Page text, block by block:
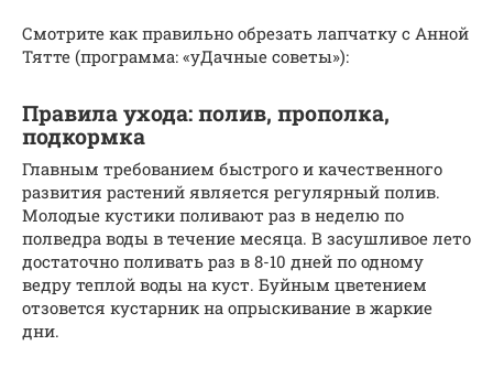
Смотрите как правильно обрезать лапчатку с Анной
Тятте (программа: «уДачные советы»):
Правила ухода: полив, прополка,
подкормка
Главным требованием быстрого и качественного
развития растений является регулярный полив.
Молодые кустики поливают раз в неделю по
полведра воды в течение месяца. В засушливое лето
достаточно поливать раз в 8-10 дней по одному
ведру теплой воды на куст. Буйным цветением
отзовется кустарник на опрыскивание в жаркие
дни.